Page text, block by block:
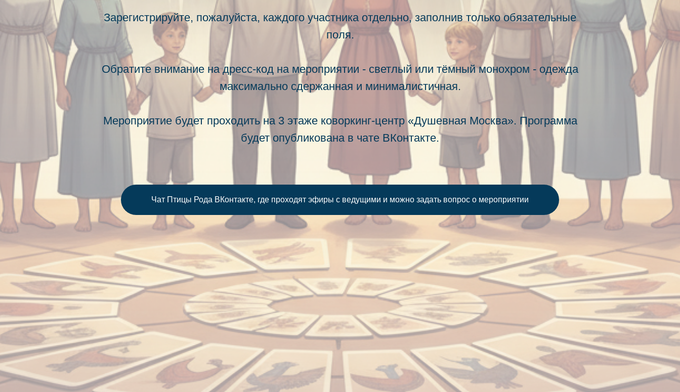
Зарегистрируйте, пожалуйста, каждого участника отдельно, заполнив только обязательные
поля.
Обратите внимание на дресс-код на мероприятии - светлый или тёмный монохром - одежда
максимально сдержанная и минималистичная.
Мероприятие будет проходить на 3 этаже коворкинг-центр «Душевная Москва». Программа
будет опубликована в чате ВКонтакте.
Чат Птицы Рода ВКонтакте, где проходят эфиры с ведущими и можно задать вопрос о мероприятии